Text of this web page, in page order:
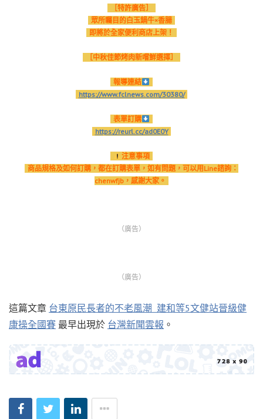
［特許廣告］
眾所矚目的白玉鍋牛×香腸
即將於全家便利商店上架！
［中秋佳節烤肉新嚐鮮選擇］
報導連結
https://www.fclnews.com/30380/
表單訂購
https://reurl.cc/ad0E0Y
注意事項
商品規格及如何訂購，都在訂購表單，如有問題，可以用Line諮詢：
chenwfjb，感謝大家。
（廣告）
（廣告）
這篇文章 台東原民長者的不老風潮 建和等5文健站晉級健
康操全國賽 最早出現於 台灣新聞雲報 。